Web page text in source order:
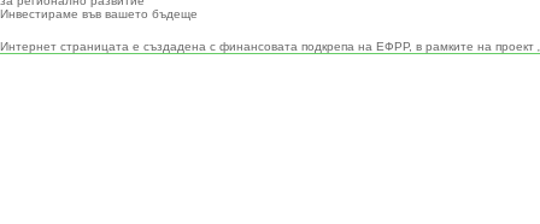
Инвестираме във вашето бъдеще
Интернет страницата е създадена с финансовата подкрепа на ЕФРР, в рамките на